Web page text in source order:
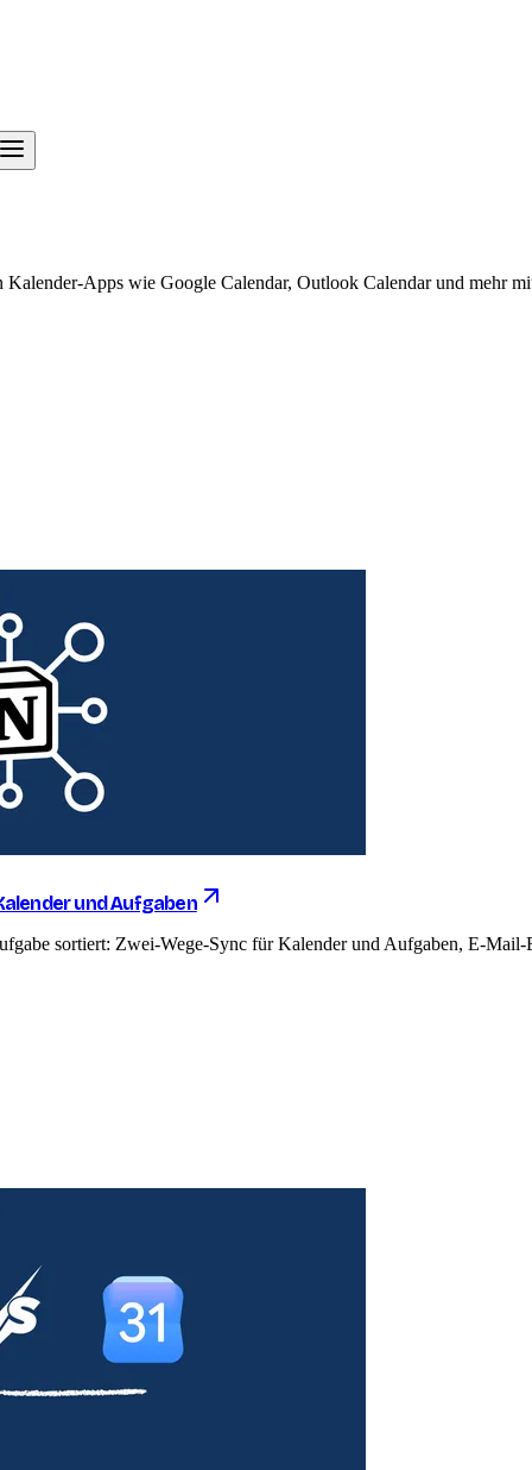
Apps wie Google Calendar, Outlook Calendar und mehr
und Aufgaben
sortiert: Zwei-Wege-Sync für Kalender und Aufgaben, E-